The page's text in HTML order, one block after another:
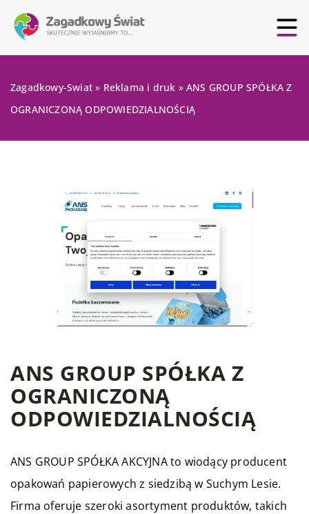
Zagadkowy-Swiat » Reklama i druk »ANS GROUP SPÓŁKA Z
OGRANICZONĄ ODPOWIEDZIALNOŚCIĄ
ANS GROUP SPÓŁKA Z
OGRANICZONĄ
ODPOWIEDZIALNOŚCIĄ
ANS GROUP SPÓŁKA AKCYJNA to wiodący producent
opakowań papierowych z siedzibą w Suchym Lesie.
Firma oferuje szeroki asortyment produktów, takich